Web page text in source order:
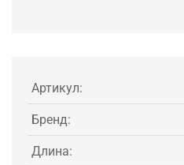
Артикул:
Бренд:
Длина: